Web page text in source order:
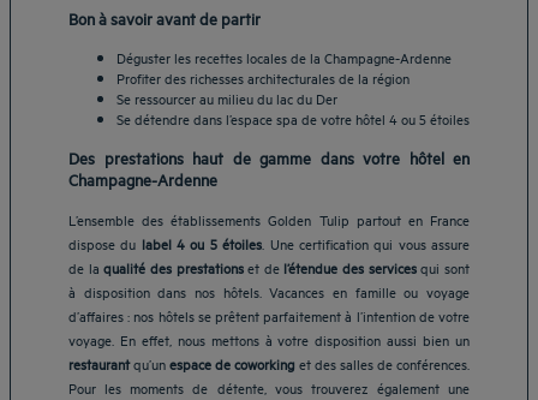
Bon à savoir avant de partir
Déguster les recettes locales de la Champagne-Ardenne
Profiter des richesses architecturales de la région
Se ressourcer au milieu du lac du Der
Se détendre dans l’espace spa de votre hôtel 4 ou 5 étoiles
Des prestations haut de gamme dans votre hôtel en
Champagne-Ardenne
L’ensemble des établissements Golden Tulip partout en France
dispose du label 4 ou 5 étoiles . Une certification qui vous assure
de laqualité des prestationset de l’étendue des servicesqui sont
à disposition dans nos hôtels. Vacances en famille ou voyage
d’affaires : nos hôtels se prêtent parfaitement à l’intention de votre
voyage. En effet, nous mettons à votre disposition aussi bien un
restaurantqu’unespace de coworking et des salles de conférences.
Pour les moments de détente, vous trouverez également une